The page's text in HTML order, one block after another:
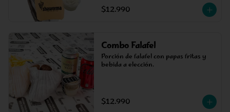
$12.990
Combo Falafel
Porción de falafel con papas fritas y
bebida a elección.
$12.990